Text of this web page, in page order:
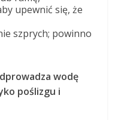
upewnić się, że
szprych; powinno
wodę
poślizgu i